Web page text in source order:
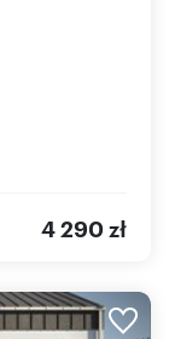
4 290 zł